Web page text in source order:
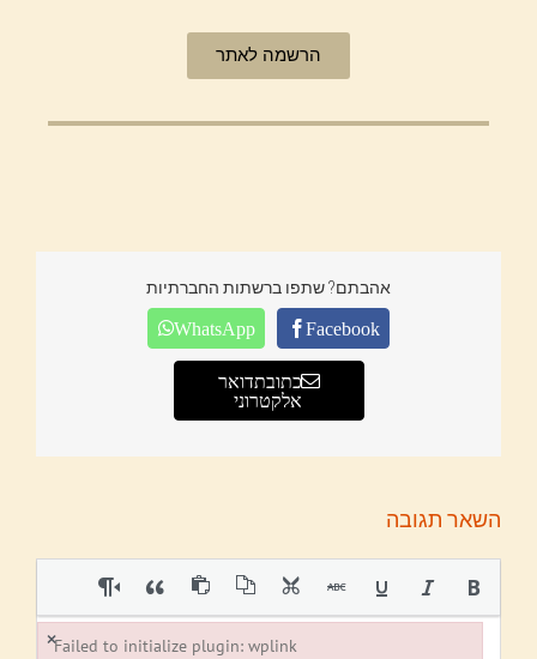
הרשמה לאתר
אהבתם? שתפו ברשתות החברתיות
Facebook
WhatsApp
כתובת דואר
אלקטרוני
השאר תגובה
Failed to initialize plugin: wplink
×